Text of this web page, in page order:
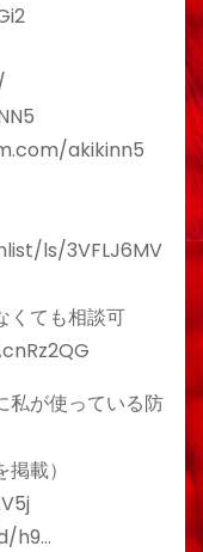
akikinn5
ls/3VFLJ6MV
くても相談可
私が使っている防
載）
h9…